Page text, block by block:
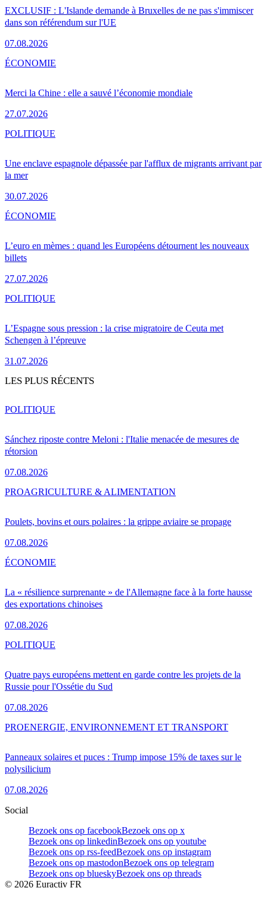
EXCLUSIF : L'Islande demande à Bruxelles de ne pas s'immiscer
dans son référendum sur l'UE
07.08.2026
Merci la Chine : elle a sauvé l’économie mondiale
27.07.2026
ÉCONOMIE
Une enclave espagnole dépassée par l'afflux de migrants arrivant par
la mer
30.07.2026
POLITIQUE
L’euro en mèmes : quand les Européens détournent les nouveaux
billets
27.07.2026
ÉCONOMIE
L’Espagne sous pression : la crise migratoire de Ceuta met
Schengen à l’épreuve
31.07.2026
POLITIQUE
LES PLUS RÉCENTS
Sánchez riposte contre Meloni : l'Italie menacée de mesures de
rétorsion
07.08.2026
POLITIQUE
Poulets, bovins et ours polaires : la grippe aviaire se propage
07.08.2026
PROAGRICULTURE & ALIMENTATION
La « résilience surprenante » de l'Allemagne face à la forte hausse
des exportations chinoises
07.08.2026
ÉCONOMIE
Quatre pays européens mettent en garde contre les projets de la
Russie pour l'Ossétie du Sud
07.08.2026
POLITIQUE
Panneaux solaires et puces : Trump impose 15% de taxes sur le
polysilicium
07.08.2026
PROENERGIE, ENVIRONNEMENT ET TRANSPORT
Social
Bezoek ons op facebookBezoek ons op x
Bezoek ons op linkedinBezoek ons op youtube
Bezoek ons op rss-feedBezoek ons op instagram
Bezoek ons op mastodonBezoek ons op telegram
Bezoek ons op blueskyBezoek ons op threads
© 2026 Euractiv FR